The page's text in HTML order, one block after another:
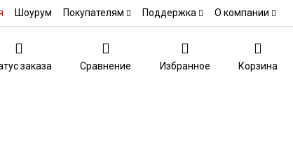
Шоурум Покупателям Поддержка О компании
заказа Сравнение Избранное Корзина